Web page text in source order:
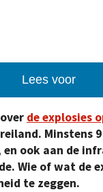
Lees voor
de explosies
Minstens
ook aan de
Wie of wat de
te zeggen.